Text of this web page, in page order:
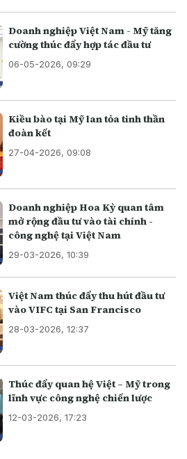
Doanh nghiệp Việt Nam - Mỹ tăng
cường thúc đẩy hợp tác đầu tư
06-05-2026, 09:29
Kiều bào tại Mỹ lan tỏa tinh thần
đoàn kết
27-04-2026, 09:08
Doanh nghiệp Hoa Kỳ quan tâm
mở rộng đầu tư vào tài chính -
công nghệ tại Việt Nam
29-03-2026, 10:39
Việt Nam thúc đẩy thu hút đầu tư
vào VIFC tại San Francisco
28-03-2026, 12:37
Thúc đẩy quan hệ Việt – Mỹ trong
lĩnh vực công nghệ chiến lược
12-03-2026, 17:23